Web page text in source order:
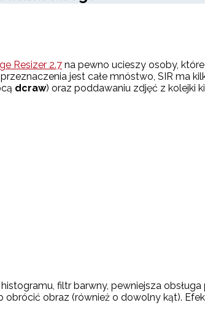
Resizer 2.7 na pewno ucieszy osoby,
jest całe mnóstwo, SIR ma
dcraw) oraz poddawaniu zdjęć z kolejki
filtr barwny, pewniejsza
obraz (również o dowolny kąt).